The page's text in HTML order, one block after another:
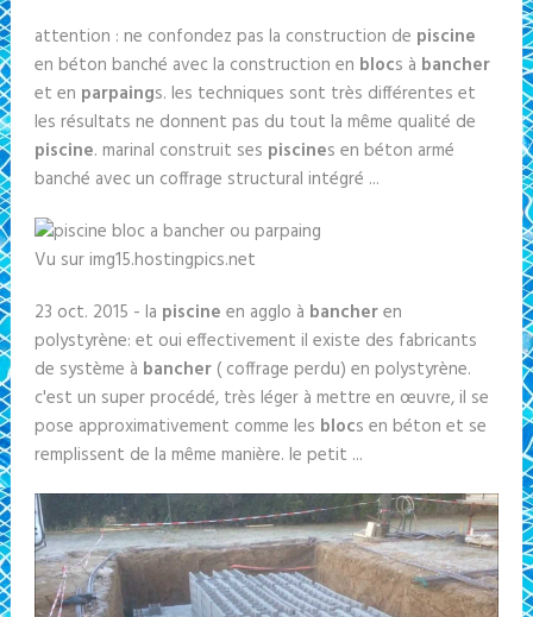
attention : ne confondez pas la construction de piscine
en béton banché avec la construction en blocs à bancher
et en parpaings. les techniques sont très différentes et
les résultats ne donnent pas du tout la même qualité de
piscine. marinal construit ses piscines en béton armé
banché avec un coffrage structural intégré ...
Vu sur img15.hostingpics.net
23 oct. 2015 - la piscine en agglo à bancheren
polystyrène: et oui effectivement il existe des fabricants
de système à bancher( coffrage perdu) en polystyrène.
c'est un super procédé, très léger à mettre en œuvre, il se
pose approximativement comme les blocs en béton et se
remplissent de la même manière. le petit ...